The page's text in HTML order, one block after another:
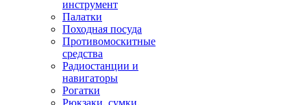
инструмент
Палатки
Походная посуда
Противомоскитные
средства
Радиостанции и
навигаторы
Рогатки
Рюкзаки, сумки,